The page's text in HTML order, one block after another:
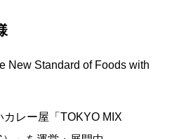
New Standard of Foods with
レー屋「TOKYO MIX